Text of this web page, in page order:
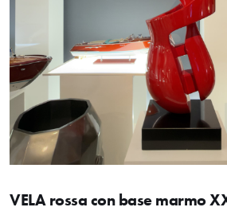
VELA rossa con base marmo